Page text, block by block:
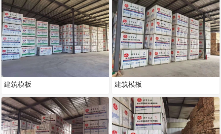
建筑模板 建筑模板